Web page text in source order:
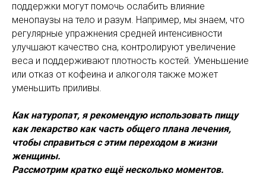
поддержки могут помочь ослабить влияние
менопаузы на тело и разум. Например, мы знаем, что
регулярные упражнения средней интенсивности
улучшают качество сна, контролируют увеличение
веса и поддерживают плотность костей. Уменьшение
или отказ от кофеина и алкоголя также может
уменьшить приливы.
Как натуропат, я рекомендую использовать пищу
как лекарство как часть общего плана лечения,
чтобы справиться с этим переходом в жизни
женщины.
Рассмотрим кратко ещё несколько моментов.